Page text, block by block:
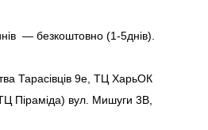
— безкоштовно (1-5днів).
Тарасівців 9е, ТЦ ХарьОК
Піраміда) вул. Мишуги 3В,